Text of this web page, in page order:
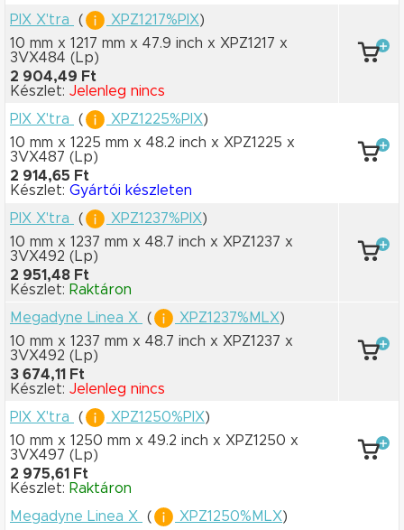
PIX X'tra
( XPZ1217%PIX)
10 mm x 1217 mm x 47.9 inch x XPZ1217 x
3VX484 (Lp)
2 904,49 Ft
Készlet: Jelenleg nincs
PIX X'tra
( XPZ1225%PIX)
10 mm x 1225 mm x 48.2 inch x XPZ1225 x
3VX487 (Lp)
2 914,65 Ft
Készlet: Gyártói készleten
PIX X'tra
( XPZ1237%PIX)
10 mm x 1237 mm x 48.7 inch x XPZ1237 x
3VX492 (Lp)
2 951,48 Ft
Készlet: Raktáron
Megadyne Linea X
( XPZ1237%MLX)
10 mm x 1237 mm x 48.7 inch x XPZ1237 x
3VX492 (Lp)
3 674,11 Ft
Készlet: Jelenleg nincs
PIX X'tra
( XPZ1250%PIX)
10 mm x 1250 mm x 49.2 inch x XPZ1250 x
3VX497 (Lp)
2 975,61 Ft
Készlet: Raktáron
Megadyne Linea X
( XPZ1250%MLX)